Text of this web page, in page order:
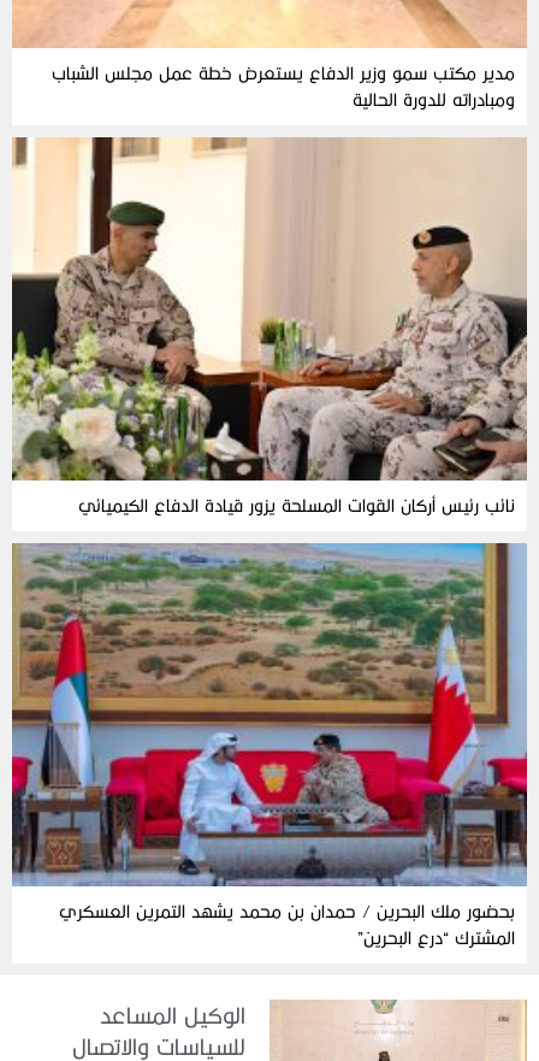
مدير مكتب سمو وزير الدفاع يستعرض خطة عمل مجلس الشباب
ومبادراته للدورة الحالية
نائب رئيس أركان القوات المسلحة يزور قيادة الدفاع الكيميائي
بحضور ملك البحرين / حمدان بن محمد يشهد التمرين العسكري
المشترك “درع البحرين”
الوكيل المساعد
للسياسات والاتصال